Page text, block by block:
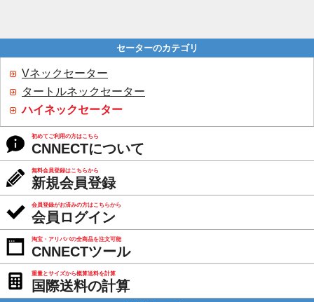
セーターのカテゴリ
Vネックセーター
タートルネックセーター
ハイネックセーター
初めてご利用の方はこちら
CNNECTについて
無料会員登録はこちらから
新規会員登録
会員登録がお済みの方はこちらから
会員ログイン
淘宝・アリババの全商品を注文可能
CNNECTツール
重量とサイズから概算送料を計算
国際送料の計算